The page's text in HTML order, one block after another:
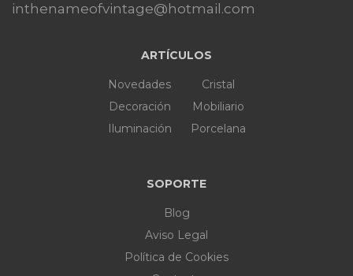
inthenameofvintage@hotmail.com
ARTÍCULOS
Novedades
Decoración
Iluminación
Cristal
Mobiliario
Porcelana
SOPORTE
Blog
Aviso Legal
Política de Cookies